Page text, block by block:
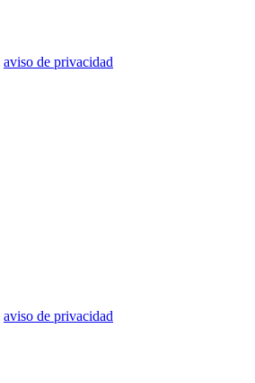
aviso de privacidad
aviso de privacidad